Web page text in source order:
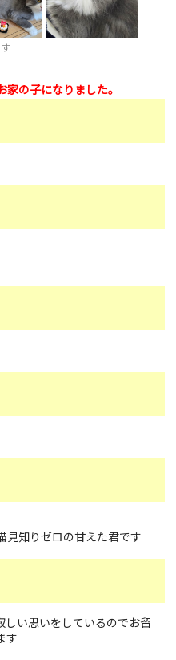
の子になりました。
見知りゼロの甘えた君です
しい思いをしているのでお留
す